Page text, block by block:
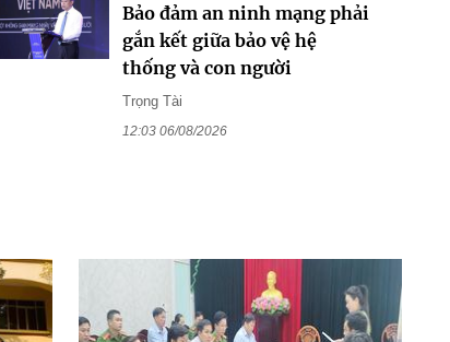
Bảo đảm an ninh mạng phải
gắn kết giữa bảo vệ hệ
thống và con người
Trọng Tài
12:03 06/08/2026